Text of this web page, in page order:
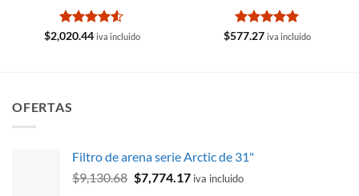
Valorado
$2,020.44 iva incluido
Valorado
$577.27 iva incluido
OFERTAS
Filtro de arena serie Arctic de 31"
$9,130.68 El
$7,774.17Eliva incluido